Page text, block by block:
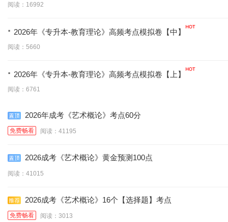
阅读：16992
· 2026年《专升本-教育理论》高频考点模拟卷【中】
阅读：5660
· 2026年《专升本-教育理论》高频考点模拟卷【上】
阅读：6761
2026年成考《艺术概论》考点60分
免费畅看 阅读：41195
2026成考《艺术概论》黄金预测100点
阅读：41015
2026成考《艺术概论》16个【选择题】考点
免费畅看 阅读：3013